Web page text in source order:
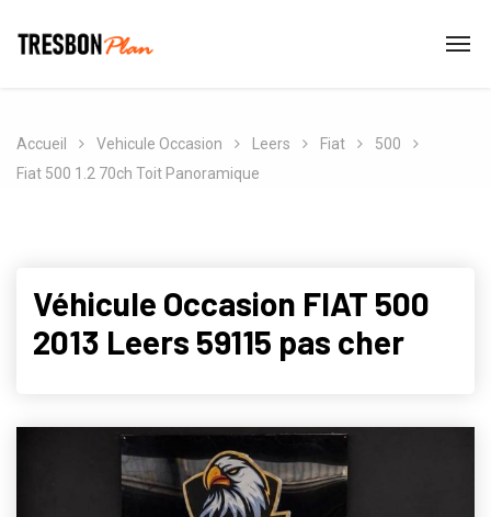
Accueil Vehicule Occasion Leers Fiat
500
Fiat 500 1.2 70ch Toit Panoramique
Véhicule Occasion FIAT 500
2013 Leers 59115 pas cher